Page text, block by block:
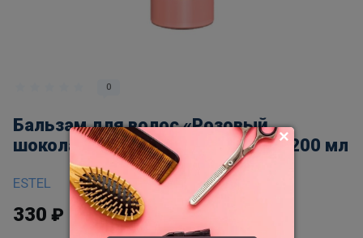
0
Бальзам для волос «Розовый
шоколад» ESTEL CHOCOLATIER, 200 мл
ESTEL
330 ₽